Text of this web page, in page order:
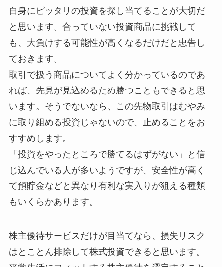
自身にピッタリの投資を探し当てることが大切だ
と思います。合っていない投資商品に挑戦して
も、大負けする可能性が高くなるだけだと忠告し
ておきます。
取引で扱う商品についてよく分かっているのであ
れば、先見が見込めるため勝つこともできると思
います。そうでないなら、この先物取引はむやみ
に取り組める投資じゃないので、止めることをお
すすめします。
「投資をやったところで勝てるはずがない」と信
じ込んでいる人が多いようですが、安全性が高く
て預貯金などと異なり有利な実入りが狙える種類
もいくらかあります。
株主優待サービスだけが目当てなら、損失リスク
はとことん排除して株式投資できると思います。